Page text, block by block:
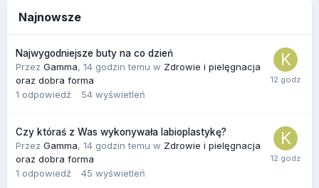
Najnowsze
Najwygodniejsze buty na co dzień
Przez Gamma, 14 godzin temu w Zdrowie i pielęgnacja
oraz dobra forma
1 odpowiedź 54 wyświetleń
Czy któraś z Was wykonywała labioplastykę?
Przez Gamma, 14 godzin temu w Zdrowie i pielęgnacja
oraz dobra forma
1 odpowiedź 45 wyświetleń